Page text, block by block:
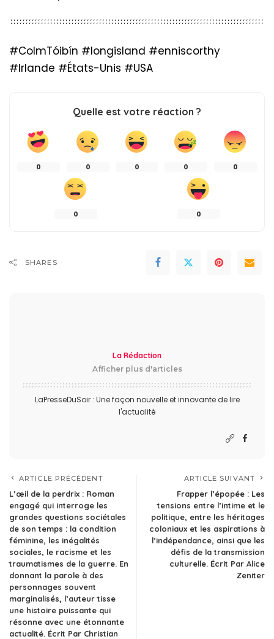
#ColmTóibín #longisland #enniscorthy
#Irlande #États-Unis #USA
Quelle est votre réaction ?
0 0 0 0 0
0 0
SHARES
La Rédaction
Afficher plus d'articles
LaPresseDuSoir : Une façon nouvelle et innovante de lire
l'actualité
ARTICLE PRÉCÉDENT
L’œil de la perdrix : Roman
engagé qui interroge les
grandes questions sociétales
de son temps : la condition
féminine, les inégalités
sociales, le racisme et les
traumatismes de la guerre. En
donnant la parole à des
personnages souvent
marginalisés, l’auteur tisse
une histoire puissante qui
résonne avec une étonnante
actualité. Écrit Par Christian
ARTICLE SUIVANT
Frapper l’épopée : Les
tensions entre l’intime et le
politique, entre les héritages
coloniaux et les aspirations à
l’indépendance, ainsi que les
défis de la transmission
culturelle. Écrit Par Alice
Zeniter